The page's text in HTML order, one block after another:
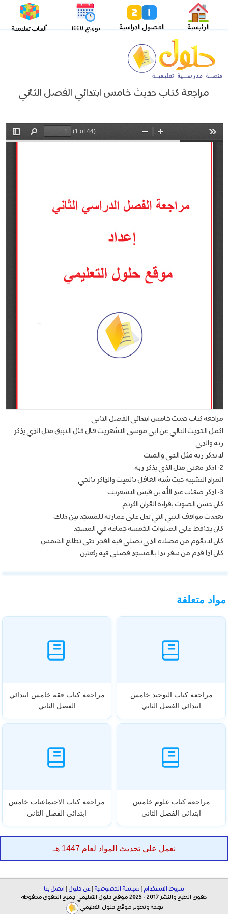
الرئيسية الفصول الدراسية توزيع ١٤٤٧ ألعاب تعليمية
مراجعة كتاب حديث خامس ابتدائي الفصل الثاني
مراجعة كتاب حديث خامس ابتدائي الفصل الثاني
اكمل الحديث التالي عن ابي موسى الاشعريت قال قال النبيق مثل الذي يذكر
ربه والذي
لا يذكر ربه مثل الحي والميت
2- اذكر معنى مثل الذي يذكر ربه
المراد التشبيه حيث شبه الغافل بالميت والذاكر بالحي
3- اذكر صفات عبد الله بن قيس الاشعريت
كان حسن الصوت بقراءة القران الكريم
تعددت مواقف النبي التي تدل على عمارته للمسجد بين ذلك
كان يحافظ على الصلوات الخمسة جماعة في المسجد
كان لا يقوم من مصلاه الذي يصلي فيه الفجر حتى تطلع الشمس
كان اذا قدم من سفر بدا بالمسجد فصلى فيه ركعتين
مواد متعلقة
مراجعة كتاب التوحيد خامس
ابتدائي الفصل الثاني
مراجعة كتاب فقه خامس ابتدائي
الفصل الثاني
مراجعة كتاب علوم خامس
ابتدائي الفصل الثاني
مراجعة كتاب الاجتماعيات خامس
ابتدائي الفصل الثاني
نعمل على تحديث المواد لعام 1447 هـ
شروط الاستخدام | سياسة الخصوصية | عن حلول | اتصل بنا
حقوق الطبع والنشر 2017 - 2025 موقع حلول التعليمي جميع الحقوق محفوظة
برمجة وتطوير موقع حلول التعليمي